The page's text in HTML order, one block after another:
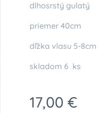
dlhosrstý gulatý
priemer 40cm
dľžka vlasu 5-8cm
skladom 6 ks
17,00 €